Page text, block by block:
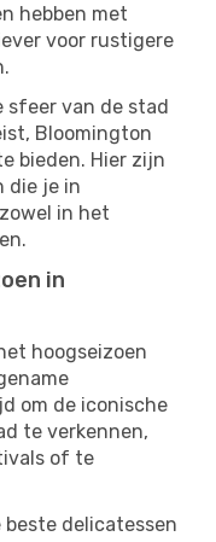
hebben met
voor rustigere
sfeer van de stad
Bloomington
bieden. Hier zijn
die je in
in het
in
hoogseizoen
om de iconische
te verkennen,
of te
beste delicatessen